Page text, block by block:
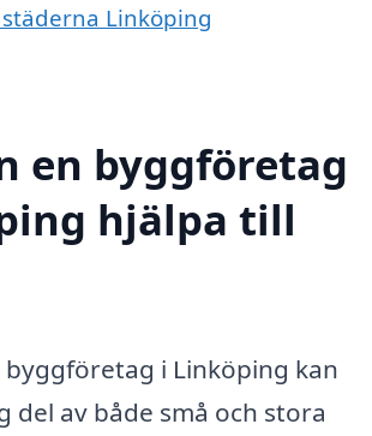
Linköping
en byggföretag
hjälpa till
i Linköping kan
del av både små och stora